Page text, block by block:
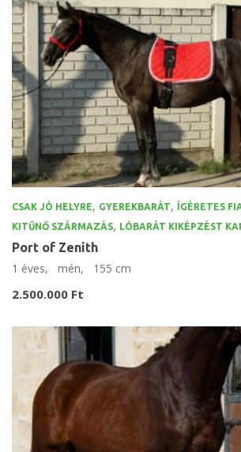
CSAK JÓ HELYRE, GYEREKBARÁT, ÍGÉRETES
KITŰNŐ SZÁRMAZÁS, LÓBARÁT KIKÉPZÉST
Port of Zenith
1 éves, mén, 155 cm
2.500.000 Ft